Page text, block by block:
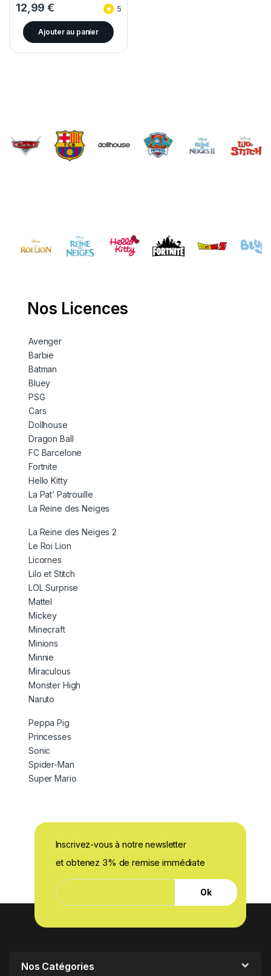
12,99€ 5
Ajouter au panier
Brands Carousel
Nos Licences
Avenger
Barbie
Batman
Bluey
PSG
Cars
Dollhouse
Dragon Ball
FC Barcelone
Fortnite
Hello Kitty
La Pat’ Patrouille
La Reine des Neiges
La Reine des Neiges 2
Le Roi Lion
Licornes
Lilo et Stitch
LOL Surprise
Mattel
Mickey
Minecraft
Minions
Minnie
Miraculous
Monster High
Naruto
Peppa Pig
Princesses
Sonic
Spider-Man
Super Mario
Inscrivez-vous à notre newsletter
et obtenez 3% de remise immédiate
E
-
m
i
-
m
E
-
m
i
Ok
Nos Catégories